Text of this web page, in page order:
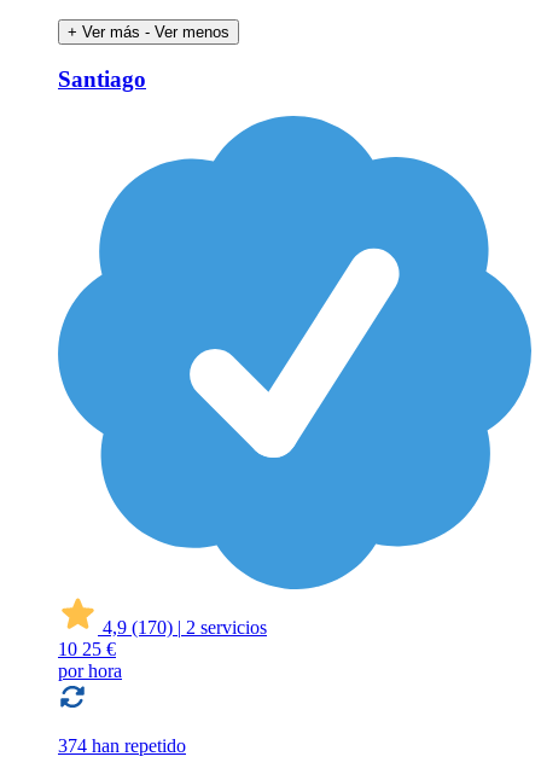
+ Ver más - Ver menos
Santiago
4,9 (170) | 2 servicios
10 25 €
por hora
374 han repetido